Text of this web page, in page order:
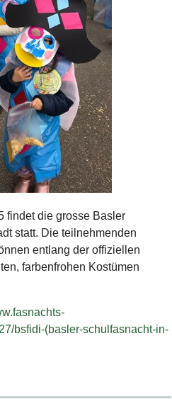
findet die grosse Basler
statt. Die teilnehmenden
entlang der offiziellen
farbenfrohen Kostümen
bsfidi-(basler-schulfasnacht-in-